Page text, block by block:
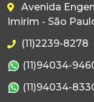
Avenida
Imirim - São
(11)2239-8278
(11)94034-
(11)94034-